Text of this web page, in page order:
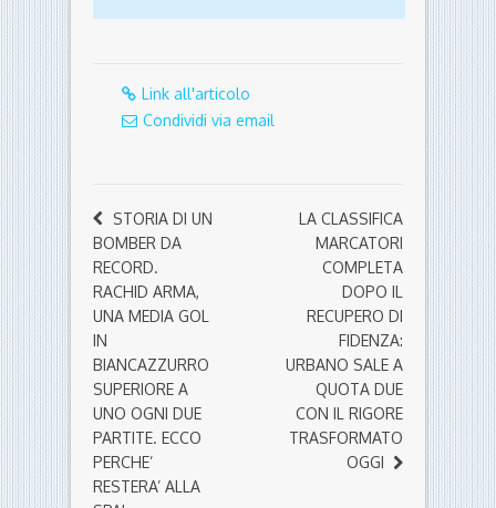
Link all'articolo
Condividi via email
STORIA DI UN
BOMBER DA
RECORD.
RACHID ARMA,
UNA MEDIA GOL
IN
BIANCAZZURRO
SUPERIORE A
UNO OGNI DUE
PARTITE. ECCO
PERCHE’
RESTERA’ ALLA
LA CLASSIFICA
MARCATORI
COMPLETA
DOPO IL
RECUPERO DI
FIDENZA:
URBANO SALE A
QUOTA DUE
CON IL RIGORE
TRASFORMATO
OGGI